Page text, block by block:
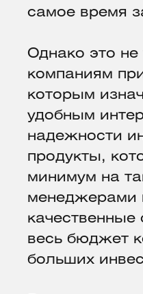
самое время
Однако это не
компаниям
которым
удобным
надежности
продукты,
минимум на
менеджерами
качественные
весь бюджет
больших